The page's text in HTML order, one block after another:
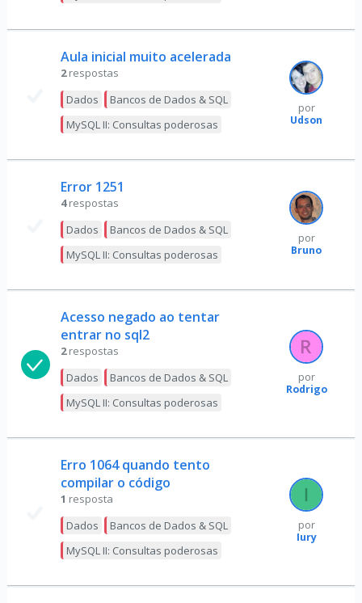
Aula inicial muito acelerada
2 respostas
Dados
Bancos de Dados & SQL
MySQL II: Consultas poderosas
por
Udson
Error 1251
4 respostas
Dados
Bancos de Dados & SQL
MySQL II: Consultas poderosas
por
Bruno
Acesso negado ao tentar
entrar no sql2
2 respostas
Dados
Bancos de Dados & SQL
MySQL II: Consultas poderosas
por
Rodrigo
Erro 1064 quando tento
compilar o código
1 resposta
Dados
Bancos de Dados & SQL
MySQL II: Consultas poderosas
por
Iury